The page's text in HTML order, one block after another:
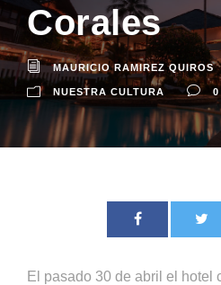
Corales
MAURICIO RAMIREZ QUIROS
NUESTRA CULTURA 0
El pasado 30 de abril el hotel